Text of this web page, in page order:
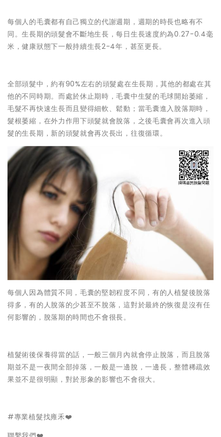
每個人的毛囊都有自己獨立的代謝週期，週期的時長也略有不
同。生長期的頭髮會不斷地生長，每日生長速度約為0.27-0.4毫
米，健康狀態下一般持續生長2-4年，甚至更長。
全部頭髮中，約有90%左右的頭髮處在生長期，其他的都處在其
他的不同時期。而處於休止期時，毛囊中生髮的毛球開始萎縮，
毛髮不再快速生長而且變得細軟、鬆動；當毛囊進入脫落期時，
髮根萎縮，在外力作用下頭髮就會脫落，之後毛囊會再次進入頭
髮的生長期，新的頭髮就會再次長出，往復循環。
每個人因為體質不同，毛囊的堅韌程度不同，有的人植髮後脫落
得多，有的人脫落的少甚至不脫落，這對於最終的恢復是沒有任
何影響的，脫落期的時間也不會很長。
植髮術後保養得當的話，一般三個月內就會停止脫落，而且脫落
期並不是一夜間全部掉落，一般是一邊脫，一邊長，整體稀疏效
果並不是很明顯，對於形象的影響也不會很大。
#專業植髮找雍禾❤️